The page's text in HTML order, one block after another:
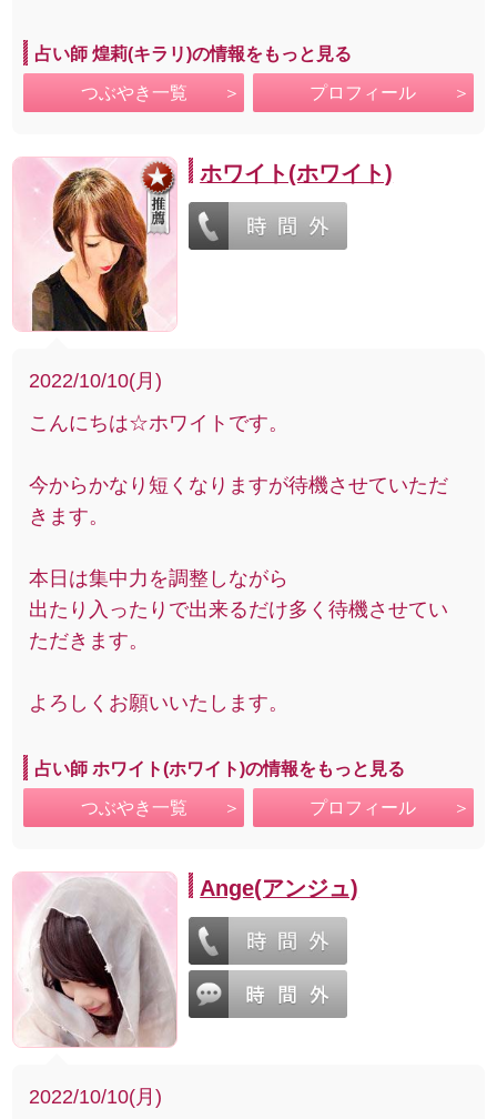
占い師 煌莉(キラリ)の情報をもっと見る
つぶやき一覧 プロフィール
ホワイト(ホワイト)
2022/10/10(月)
こんにちは☆ホワイトです。
今からかなり短くなりますが待機させていただ
きます。
本日は集中力を調整しながら
出たり入ったりで出来るだけ多く待機させてい
ただきます。
よろしくお願いいたします。
占い師 ホワイト(ホワイト)の情報をもっと見る
つぶやき一覧 プロフィール
Ange(アンジュ)
2022/10/10(月)